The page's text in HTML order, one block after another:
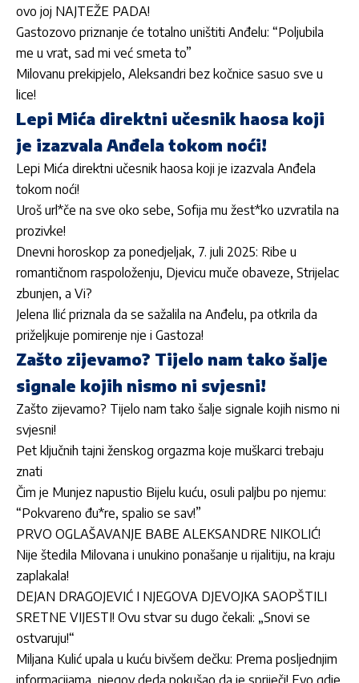
ovo joj NAJTEŽE PADA!
Gastozovo priznanje će totalno uništiti Anđelu: “Poljubila
me u vrat, sad mi već smeta to”
Milovanu prekipjelo, Aleksandri bez kočnice sasuo sve u
lice!
Lepi Mića direktni učesnik haosa koji
je izazvala Anđela tokom noći!
Lepi Mića direktni učesnik haosa koji je izazvala Anđela
tokom noći!
Uroš url*če na sve oko sebe, Sofija mu žest*ko uzvratila na
prozivke!
Dnevni horoskop za ponedjeljak, 7. juli 2025: Ribe u
romantičnom raspoloženju, Djevicu muče obaveze, Strijelac
zbunjen, a Vi?
Jelena Ilić priznala da se sažalila na Anđelu, pa otkrila da
priželjkuje pomirenje nje i Gastoza!
Zašto zijevamo? Tijelo nam tako šalje
signale kojih nismo ni svjesni!
Zašto zijevamo? Tijelo nam tako šalje signale kojih nismo ni
svjesni!
Pet ključnih tajni ženskog orgazma koje muškarci trebaju
znati
Čim je Munjez napustio Bijelu kuću, osuli paljbu po njemu:
“Pokvareno đu*re, spalio se sav!”
PRVO OGLAŠAVANJE BABE ALEKSANDRE NIKOLIĆ!
Nije štedila Milovana i unukino ponašanje u rijalitiju, na kraju
zaplakala!
DEJAN DRAGOJEVIĆ I NJEGOVA DJEVOJKA SAOPŠTILI
SRETNE VIJESTI! Ovu stvar su dugo čekali: „Snovi se
ostvaruju!“
Miljana Kulić upala u kuću bivšem dečku: Prema posljednjim